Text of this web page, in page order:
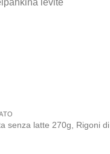
senza latte 270g, Rigoni di